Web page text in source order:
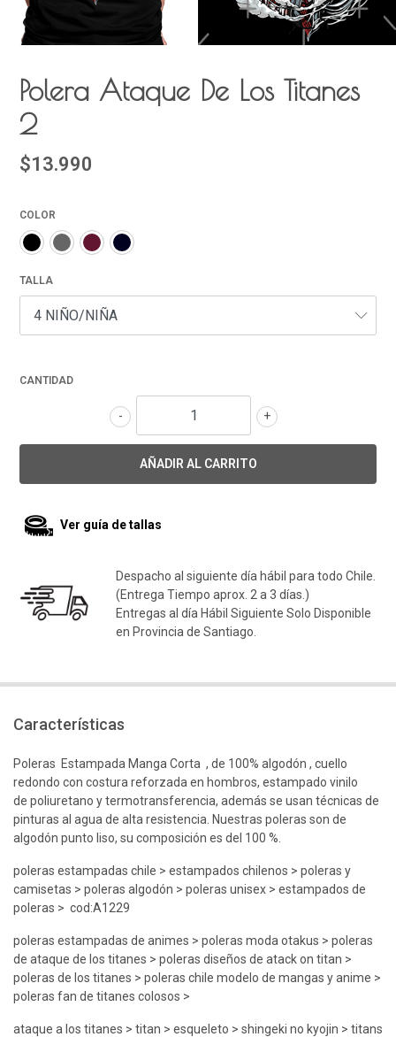
Polera Ataque De Los Titanes
2
$13.990
COLOR
TALLA
CANTIDAD
+
-
Ver guía de tallas
Despacho al siguiente día hábil para todo Chile.
(Entrega Tiempo aprox. 2 a 3 días.)
Entregas al día Hábil Siguiente Solo Disponible
en Provincia de Santiago.
Características
Poleras Estampada Manga Corta , de 100% algodón , cuello
redondo con costura reforzada en hombros, estampado vinilo
de poliuretano y termotransferencia, además se usan técnicas de
pinturas al agua de alta resistencia. Nuestras poleras son de
algodón punto liso, su composición es del 100 %.
poleras estampadas chile > estampados chilenos > poleras y
camisetas > poleras algodón > poleras unisex > estampados de
poleras > cod:A1229
poleras estampadas de animes > poleras moda otakus > poleras
de ataque de los titanes > poleras diseños de atack on titan >
poleras de los titanes > poleras chile modelo de mangas y anime >
poleras fan de titanes colosos >
ataque a los titanes > titan > esqueleto > shingeki no kyojin > titans